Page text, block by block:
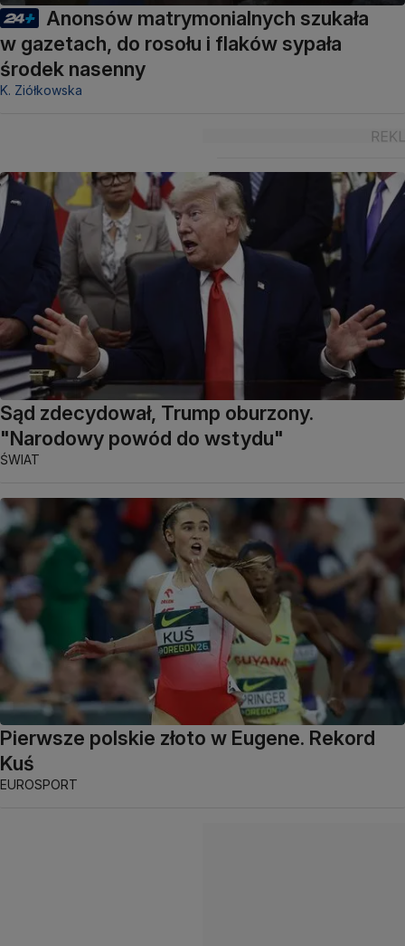
Anonsów matrymonialnych szukała
w gazetach, do rosołu i flaków sypała
środek nasenny
K. Ziółkowska
Sąd zdecydował, Trump oburzony.
"Narodowy powód do wstydu"
ŚWIAT
Pierwsze polskie złoto w Eugene. Rekord
Kuś
EUROSPORT